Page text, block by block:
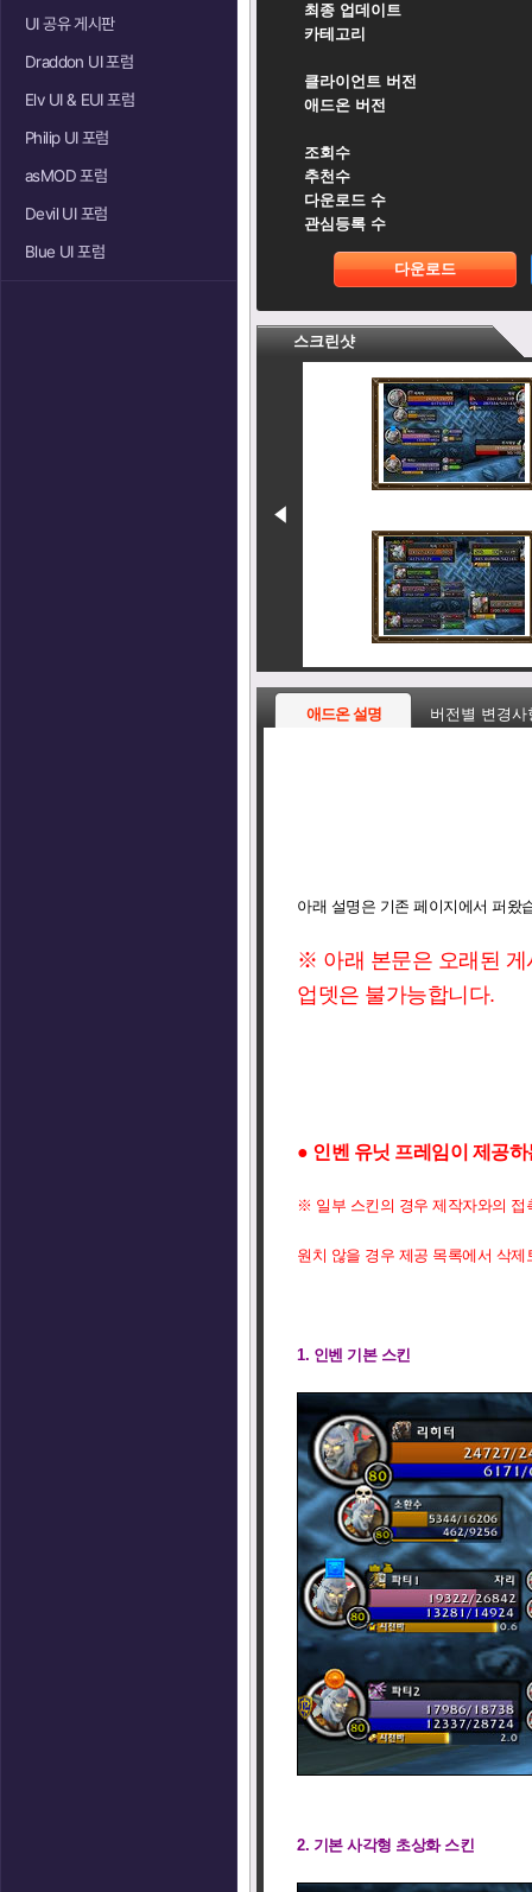
UI 공유 게시판
Draddon UI 포럼
Elv UI & EUI 포럼
Philip UI 포럼
asMOD 포럼
Devil UI 포럼
Blue UI 포럼
최종 업데이트
카테고리
클라이언트 버전
애드온 버전
조회수
추천수
다운로드 수
관심등록 수
다운로드
애드온 설명 버전별 변경사
아래 설명은 기존 페이지에서 퍼왔
※ 아래 본문은 오래된 게
업뎃은 불가능합니다.
● 인벤 유닛 프레임이 제공
※ 일부 스킨의 경우 제작자와의 접
원치 않을 경우 제공 목록에서 삭제
1. 인벤 기본 스킨
2. 기본 사각형 초상화 스킨